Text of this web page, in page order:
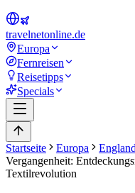
travelnetonline.de
Europa
Fernreisen
Reisetipps
Specials
Startseite Europa England
Vergangenheit:
Textilrevolution